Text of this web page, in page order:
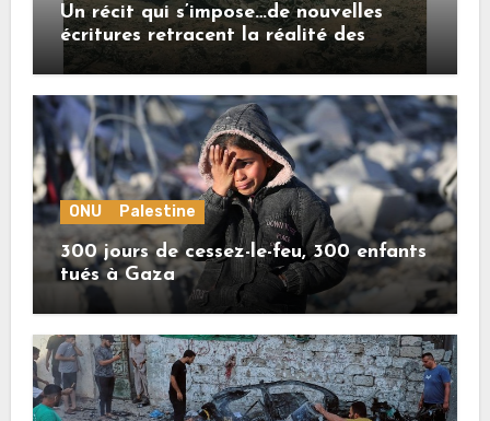
Un récit qui s’impose…de nouvelles
écritures retracent la réalité des
crimes sionistes à Gaza
ONU Palestine
300 jours de cessez-le-feu, 300 enfants
tués à Gaza